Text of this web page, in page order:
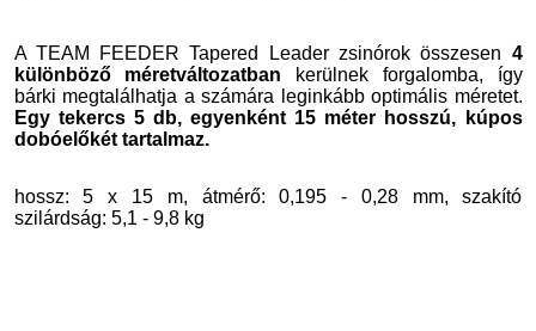
A TEAM FEEDER Tapered Leader zsinórok összesen 4
különböző méretváltozatban kerülnek forgalomba, így
bárki megtalálhatja a számára leginkább optimális méretet.
Egy tekercs 5 db, egyenként 15 méter hosszú, kúpos
dobóelőkét tartalmaz.
hossz: 5 x 15 m, átmérő: 0,195 - 0,28 mm, szakító
szilárdság: 5,1 - 9,8 kg